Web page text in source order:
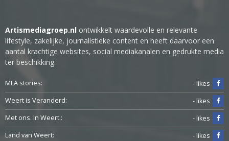
Artismediagroep.nl ontwikkelt waardevolle en relevante
lifestyle, zakelijke, journalistieke content en heeft daarvoor een
aantal krachtige websites, social mediakanalen en gedrukte media
ter beschikking.
MLA stories:
- likes
Weert is Veranderd:
- likes
Met ons. In Weert.:
- likes
Land van Weert:
- likes